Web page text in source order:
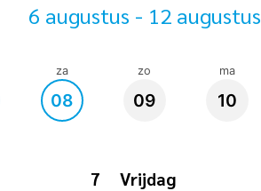
6 augustus - 12 augustus
za
08
zo
09
ma
10
7 Vrijdag